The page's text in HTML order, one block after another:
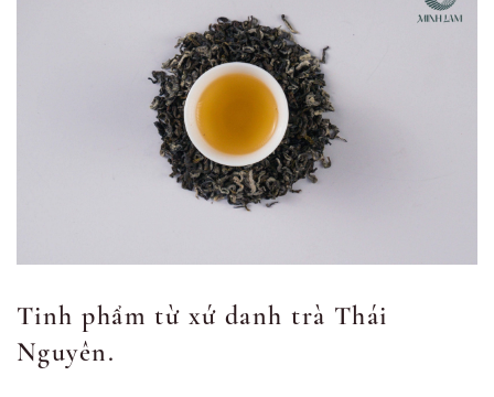
Tinh phẩm từ xứ danh trà Thái
Nguyên.